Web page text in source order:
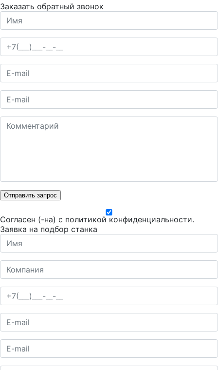
Заказать обратный звонок
Отправить запрос
Согласен (-на) с политикой конфиденциальности.
Заявка на подбор станка